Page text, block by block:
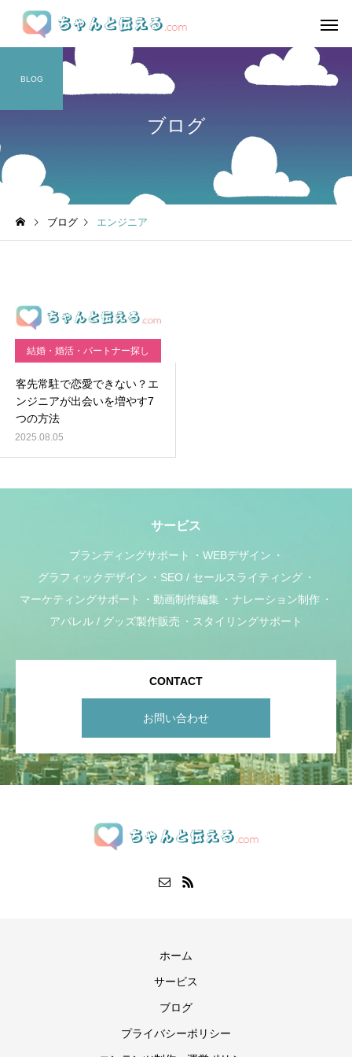
ブログ
BLOG
ブログ エンジニア
結婚・婚活・パートナー探し
客先常駐で恋愛できない？エ
ンジニアが出会いを増やす7
つの方法
2025.08.05
サービス
ブランディングサポート
WEBデザイン
グラフィックデザイン
SEO / セールスライティング
マーケティングサポート
動画制作編集
ナレーション制作
アパレル / グッズ製作販売
スタイリングサポート
CONTACT
お問い合わせ
ホーム
サービス
ブログ
プライバシーポリシー